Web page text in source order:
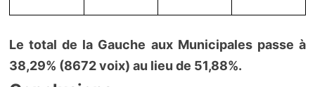
Le total de la Gauche aux Municipales passe à
38,29% (8672 voix) au lieu de 51,88%.